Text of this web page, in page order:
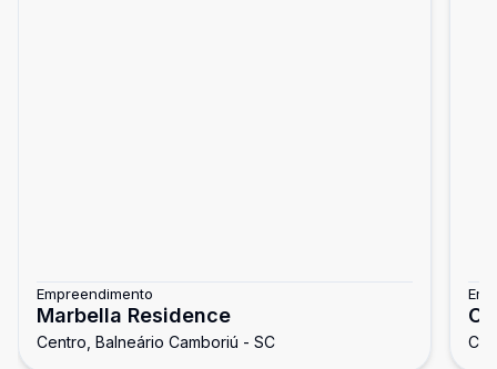
Empreendimento
Marbella Residence
Centro, Balneário Camboriú - SC